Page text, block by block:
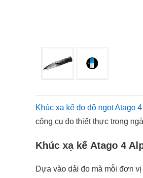
Khúc xạ kế đo độ ngọt Atago
công cụ đo thiết thực trong
Khúc xạ kế Atago 4
Dựa vào dải đo mà mỗi đơn